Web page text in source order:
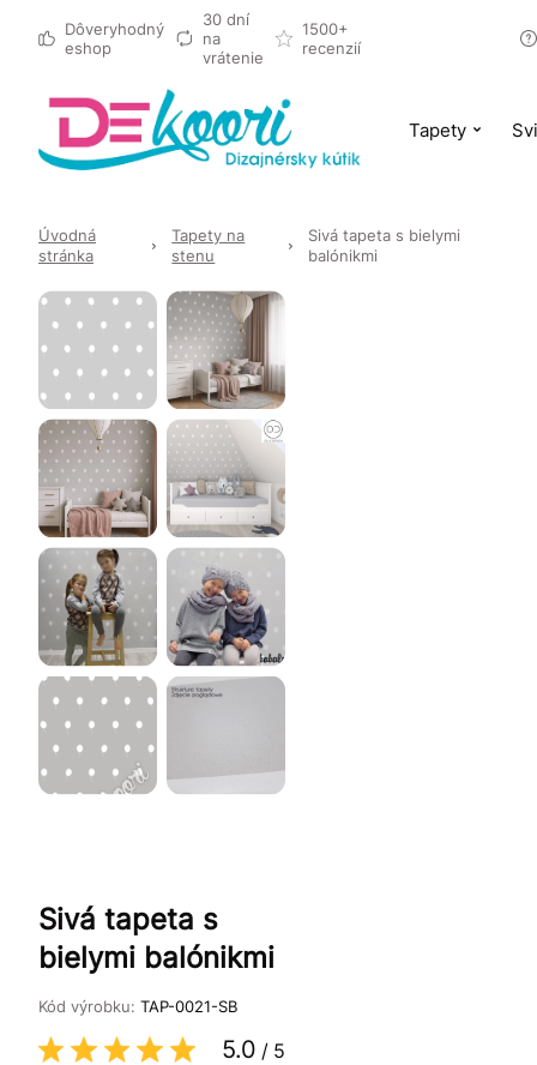
Dôveryhodný
eshop
30 dní
na
vrátenie
1500+
recenzií
Tapety
Úvodná
stránka
Tapety na
stenu
Sivá tapeta s bielymi
balónikmi
Sivá tapeta s
bielymi balónikmi
Kód výrobku: TAP-0021-SB
5.0 / 5